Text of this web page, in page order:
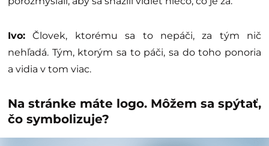
Ivo: Človek, ktorému sa to nepáči, za tým nič
nehľadá. Tým, ktorým sa to páči, sa do toho ponoria
a vidia v tom viac.
Na stránke máte logo. Môžem sa spýtať,
čo symbolizuje?